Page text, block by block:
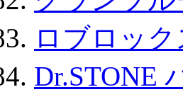
ロブロッ
Dr.STONE